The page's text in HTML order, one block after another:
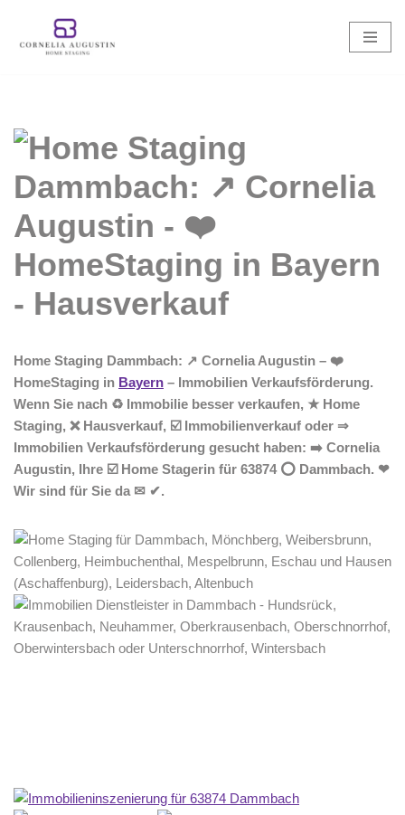
Zum
Home Staging Dammbach: ↗️ Cornelia Augustin – ❤️
HomeStaging in Bayern – Immobilien Verkaufsförderung.
Wenn Sie nach ♻ Immobilie besser verkaufen, ★ Home
Staging, ❌ Hausverkauf, ☑️ Immobilienverkauf oder ⇒
Immobilien Verkaufsförderung gesucht haben: ➡️ Cornelia
Augustin, Ihre ☑️ Home Stagerin für 63874 ⭕ Dammbach. ❤
Wir sind für Sie da ✉ ✔.